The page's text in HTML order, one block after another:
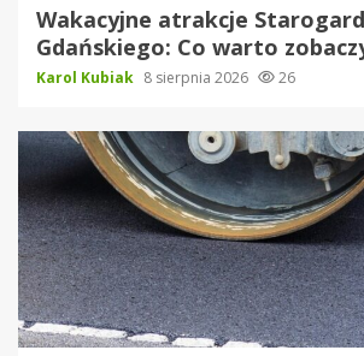
Wakacyjne atrakcje
Gdańskiego: Co warto
Karol Kubiak 8 sierpnia 2026 26